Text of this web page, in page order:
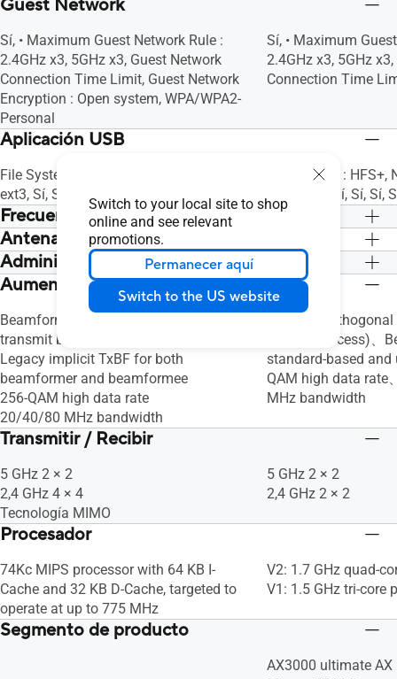
Switch to your local site to shop
online and see relevant
promotions.
Permanecer aquí
Switch to the US website
Guest Network
Sí, • Maximum Guest Network Rule :
2.4GHz x3, 5GHz x3, Guest Network
Connection Time Limit, Guest Network
Encryption : Open system, WPA/WPA2-
Personal
Sí, • Maximum
2.4GHz x3, 5GHz
Connection Time
Aplicación USB
File System : FAT16, FAT32, NT3G, ext2,
ext3, Sí, Sí, Sí, Sí, Sí, Sí
File System : HFS+,
ext3, ext4, Sí, Sí, Sí,
Frecuencias
2.4G Hz / 5 GHz 2.4G Hz / 5 GHz
Antena
External antenna x 4 External antenna x 4
Administración
Sí, Sí, Sí, Sí Sí, Sí, Sí, Sí
Aumento de velocidad
Beamforming: 802.11ac Explicit
transmit beamforming (TxBF) and
Legacy implicit TxBF for both
beamformer and beamformee
256-QAM high data rate
20/40/80 MHz bandwidth
OFDMA
Multiple Access)、
standard-based and
QAM high data
MHz bandwidth
Transmitir / Recibir
5 GHz 2 × 2
2,4 GHz 4 × 4
Tecnología MIMO
5 GHz 2 × 2
2,4 GHz 2 × 2
Procesador
74Kc MIPS processor with 64 KB I-
Cache and 32 KB D-Cache, targeted to
operate at up to 775 MHz
V2: 1.7 GHz quad-
V1: 1.5 GHz tri-core
Segmento de producto
AX3000 ultimate